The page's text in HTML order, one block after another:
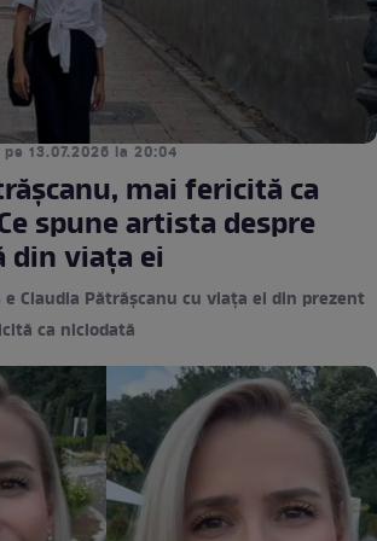
pe 13.07.2026 la 20:04
mai fericită ca
spune artista despre
din viața ei
Claudia Pătrășcanu cu viața ei din prezent
ca niciodată